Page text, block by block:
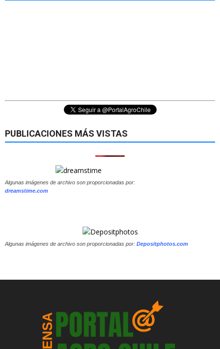
PUBLICACIONES MÁS VISTAS
Algunas imágenes de archivo son proporcionadas por:
dreamstime.com
Algunas imágenes de archivo son proporcionadas por: Depositphotos.com